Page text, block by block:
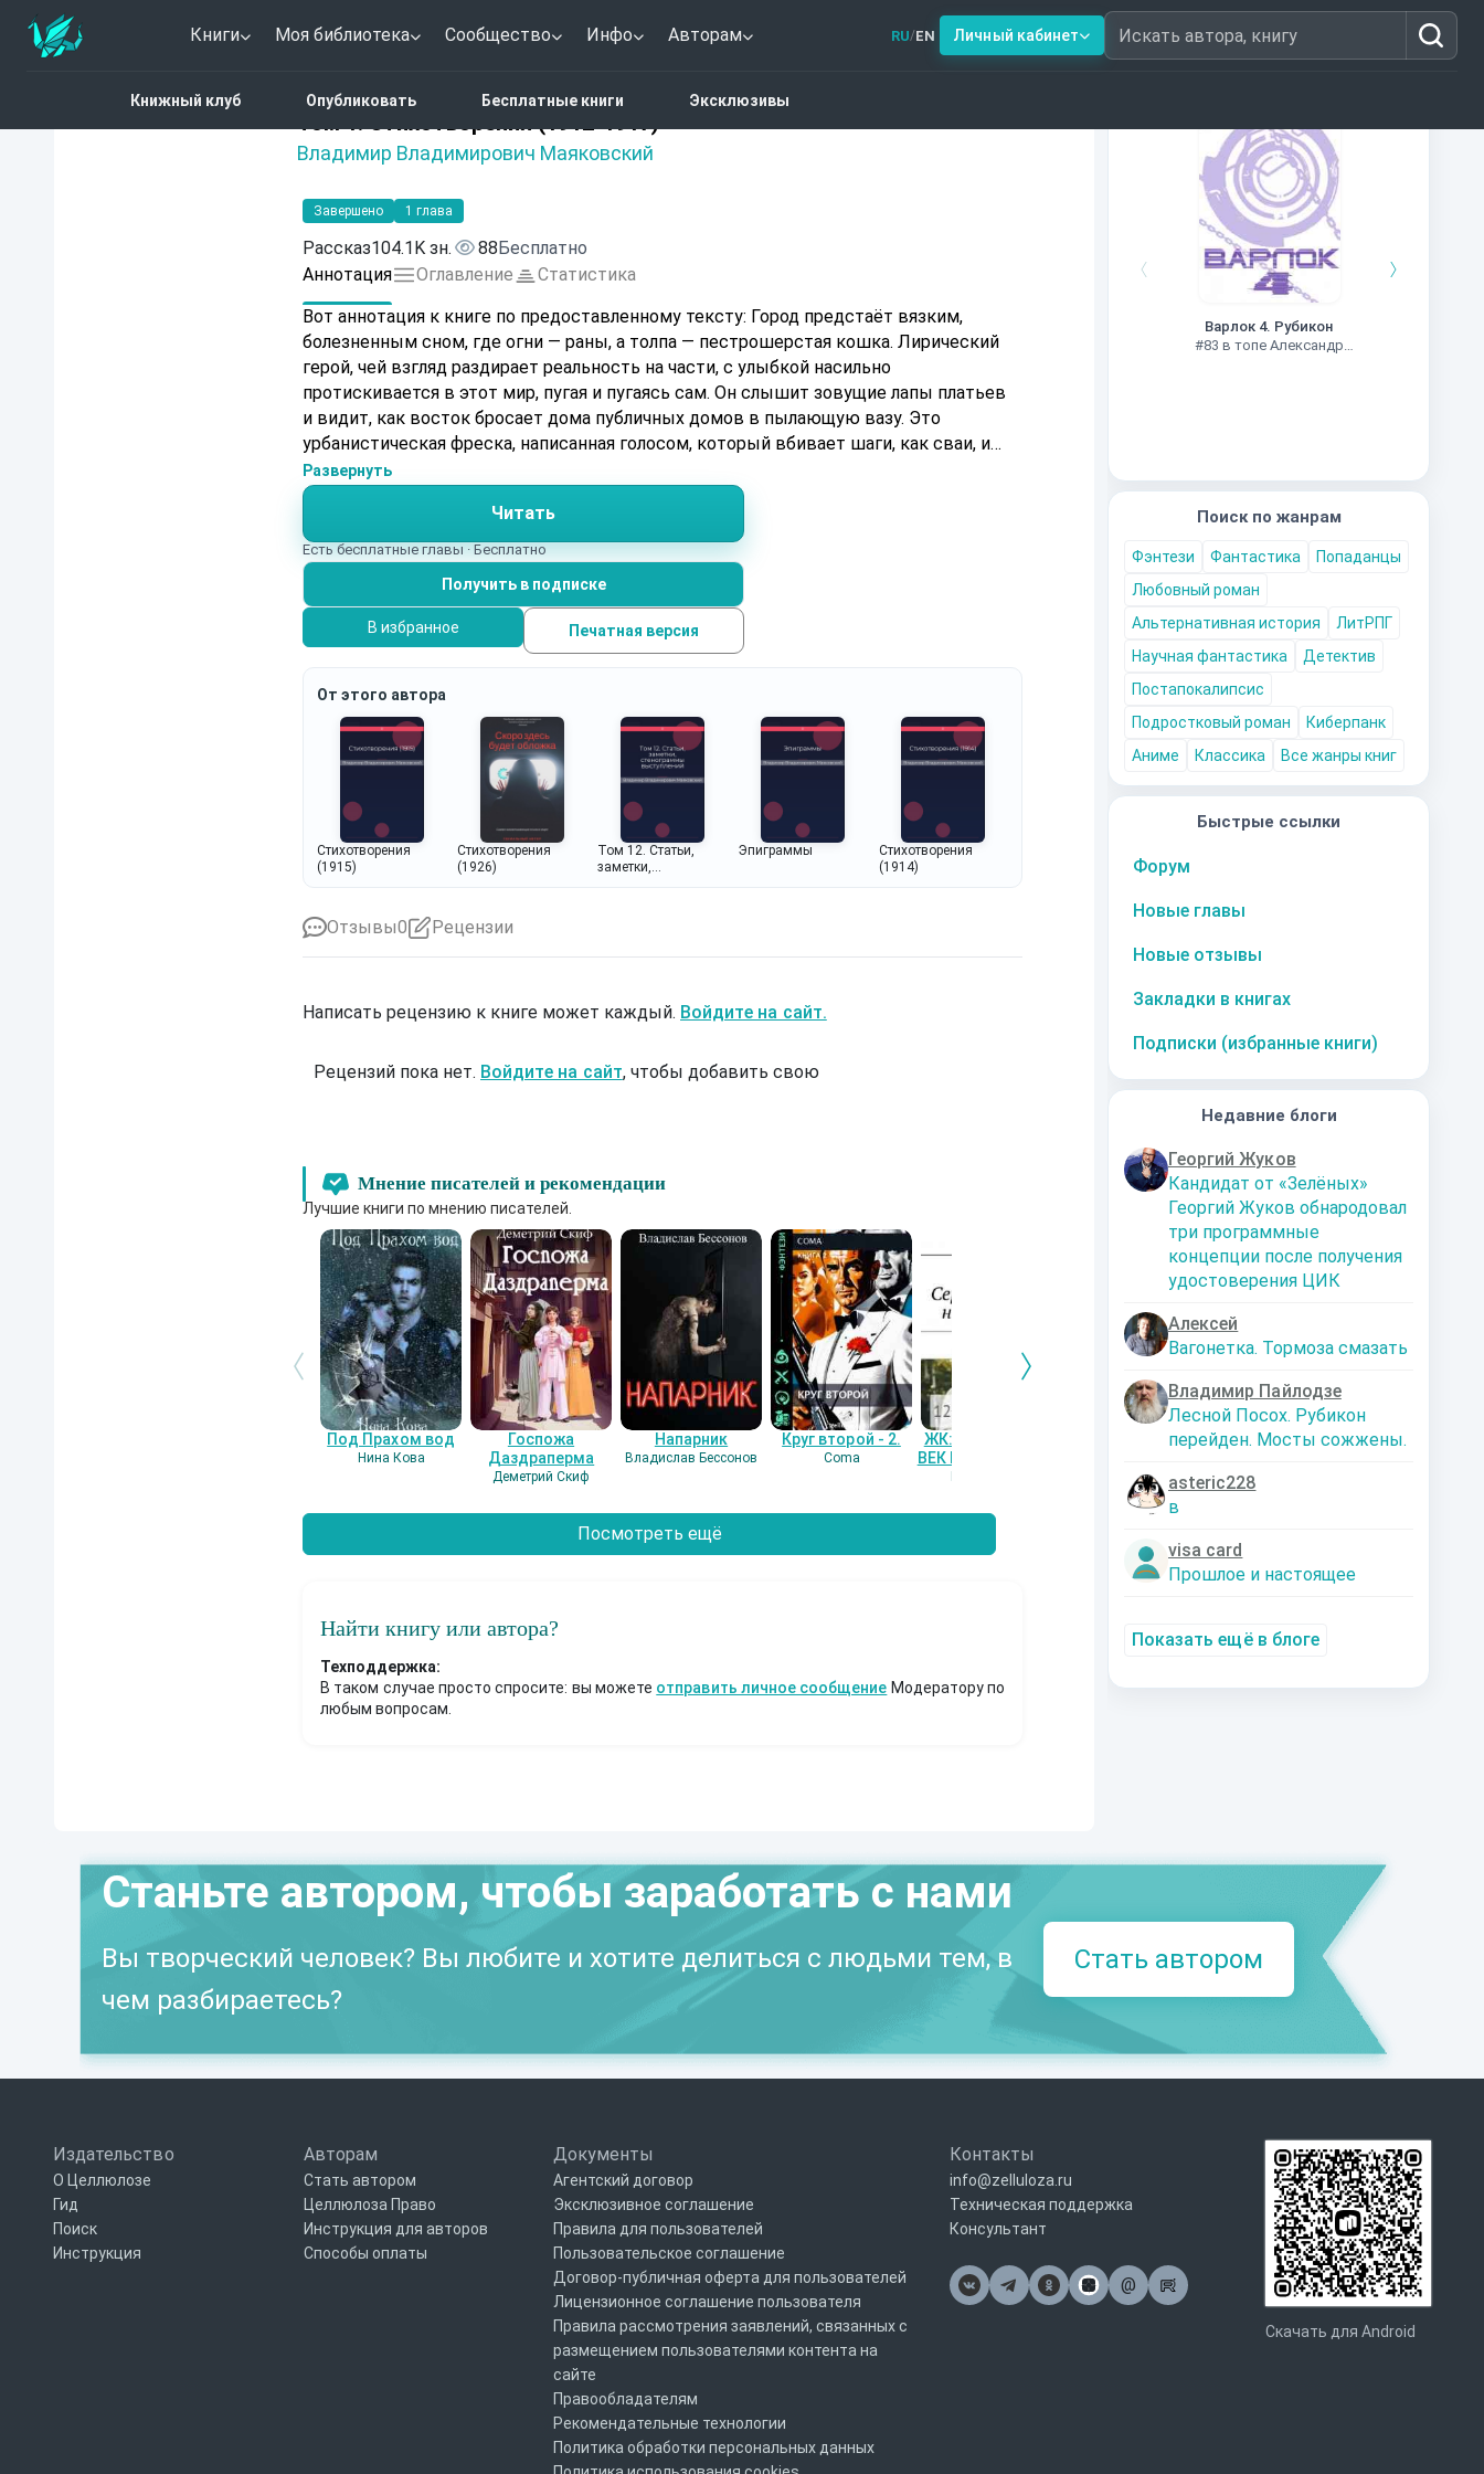
Книги Моя библиотека Сообщество Инфо Авторам RU/EN Личный кабинет Искать автора, книгу
Книжный клуб Опубликовать Бесплатные книги Эксклюзивы
Книги из топ-100
Варлок 4. Рубикон
#83 в топе Александр
Поиск по жанрам
Фэнтези Фантастика
Попаданцы
Любовный роман
Альтернативная история
ЛитРПГ
Научная фантастика
Детектив
Постапокалипсис
Подростковый роман
Киберпанк
Аниме
Классика Все жанры книг
Быстрые ссылки
Форум
Новые главы
Новые отзывы
Закладки в книгах
Подписки (избранные книги)
Недавние блоги
Георгий Жуков
Кандидат от «Зелёных»
Георгий Жуков обнародовал
три программные
концепции после получения
удостоверения ЦИК
Алексей
Вагонетка. Тормоза смазать
Владимир Пайлодзе
Лесной Посох. Рубикон
перейден. Мосты сожжены.
asteric228
в
visa card
Прошлое и настоящее
Показать ещё в блоге
Том 1. Стихотворения (1912-1917)
Владимир Владимирович Маяковский
Нет оценок
Завершено 1 глава
Рассказ104.1K зн. 88Бесплатно
Аннотация
Оглавление
Статистика
Вот аннотация к книге по предоставленному тексту: Город предстаёт вязким,
болезненным сном, где огни — раны, а толпа — пестрошерстая кошка. Лирический
герой, чей взгляд раздирает реальность на части, с улыбкой насильно
протискивается в этот мир, пугая и пугаясь сам. Он слышит зовущие лапы платьев
и видит, как восток бросает дома публичных домов в пылающую вазу. Это
урбанистическая фреска, написанная голосом, который вбивает шаги, как сваи, и
бросает дробь в бубны улиц.
Развернуть
Читать
Есть бесплатные главы · Бесплатно
Получить в подписке
В избранное Печатная версия
От этого автора
Стихотворения
(1915)
Стихотворения
(1926)
Том 12. Статьи,
заметки,
Эпиграммы
Стихотворения
(1914)
Отзывы0 Рецензии
Написать рецензию к книге может каждый. Войдите на сайт.
Рецензий пока нет. Войдите на сайт, чтобы добавить свою
Мнение писателей и рекомендации
Лучшие книги по мнению писателей.
Под Прахом вод
Нина Кова
Госпожа
Даздраперма
Деметрий Скиф
Напарник
Владислав Бессонов
Круг второй - 2.
Coma
ЖК: СЕРЕБРЯНЫЙ
ВЕК НАШЕЙ ЛЮБВИ
Гость-121359
Дальняя
Левадский Артем
Александрович
Кто я? Или как
современном мире
nastyaaaacha
1. Ксенолог
Посмотреть ещё
Найти книгу или автора?
Техподдержка:
В таком случае просто спросите: вы можете отправить личное сообщение Модератору по
любым вопросам.
Станьте автором, чтобы заработать с нами
Вы творческий человек? Вы любите и хотите делиться с людьми тем, в
чем разбираетесь?
Стать автором
Издательство
О Целлюлозе
Гид
Поиск
Инструкция
Авторам
Стать автором
Целлюлоза Право
Инструкция для авторов
Способы оплаты
Документы
Агентский договор
Эксклюзивное соглашение
Правила для пользователей
Пользовательское соглашение
Договор-публичная оферта для пользователей
Лицензионное соглашение пользователя
Правила рассмотрения заявлений, связанных с
размещением пользователями контента на
сайте
Правообладателям
Рекомендательные технологии
Политика обработки персональных данных
Контакты
info@zelluloza.ru
Техническая поддержка
Консультант
@Почта
Скачать для Android